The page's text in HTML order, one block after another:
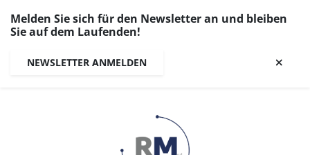
Melden Sie sich für den Newsletter an und bleiben
Sie auf dem Laufenden!
NEWSLETTER ANMELDEN